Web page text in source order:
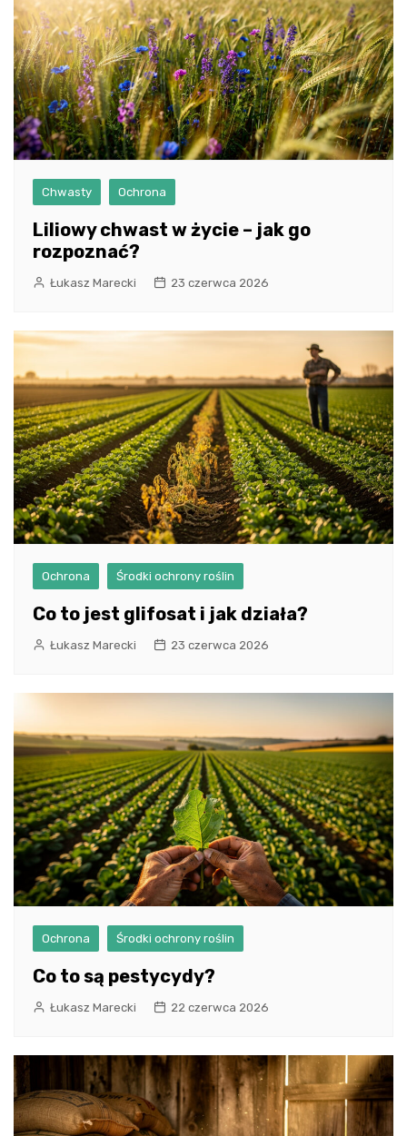
Chwasty Ochrona
Liliowy chwast w życie – jak go
rozpoznać?
Łukasz Marecki 23 czerwca 2026
Ochrona Środki ochrony roślin
Co to jest glifosat i jak działa?
Łukasz Marecki 23 czerwca 2026
Ochrona Środki ochrony roślin
Co to są pestycydy?
Łukasz Marecki 22 czerwca 2026